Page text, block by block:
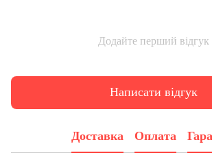
Додайте перший відгук
Написати відгук
Доставка Оплата